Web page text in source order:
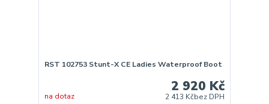
RST 102753 Stunt-X CE Ladies Waterproof Boot
2 920 Kč
2 413 Kčbez DPH
na dotaz